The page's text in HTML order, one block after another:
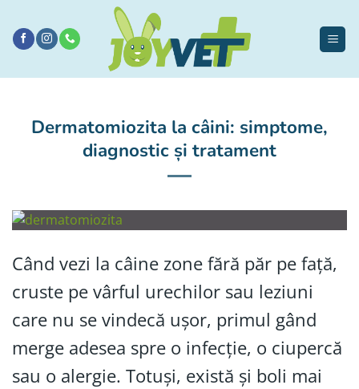
conținut
Dermatomiozita la câini: simptome,
diagnostic și tratament
Când vezi la câine zone fără păr pe față,
cruste pe vârful urechilor sau leziuni
care nu se vindecă ușor, primul gând
merge adesea spre o infecție, o ciupercă
sau o alergie. Totuși, există și boli mai